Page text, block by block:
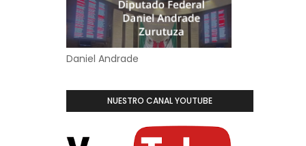
Daniel Andrade
NUESTRO CANAL YOUTUBE